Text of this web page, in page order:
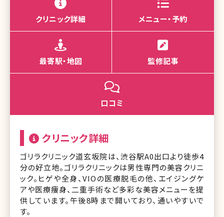
クリニック詳細 メニュー・予約
最寄駅・地図 監修記事
口コミ
クリニック詳細
ゴリラクリニック道玄坂院は、渋谷駅A0出口より徒歩4
分の好立地。ゴリラクリニックは男性専門の美容クリニ
ック。ヒゲや全身、VIOの医療脱毛の他、エイジングケ
アや医療痩身、二重手術など多彩な美容メニューを提
供しています。午後8時まで開いており、通いやすいで
す。